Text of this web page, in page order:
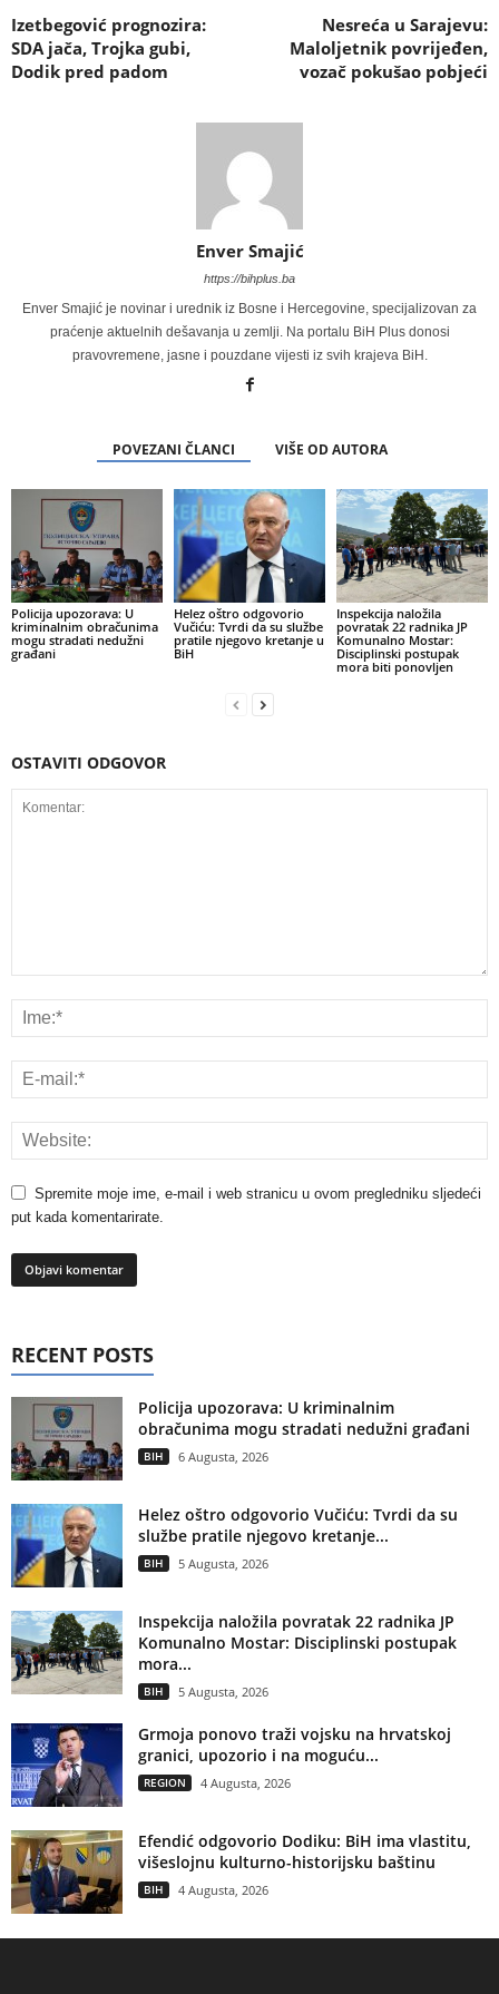
Izetbegović prognozira:
SDA jača, Trojka gubi,
Dodik pred padom
Nesreća u Sarajevu:
Maloljetnik povrijeđen,
vozač pokušao pobjeći
Enver Smajić
https://bihplus.ba
Enver Smajić je novinar i urednik iz Bosne i Hercegovine, specijalizovan za
praćenje aktuelnih dešavanja u zemlji. Na portalu BiH Plus donosi
pravovremene, jasne i pouzdane vijesti iz svih krajeva BiH.
POVEZANI ČLANCI VIŠE OD AUTORA
Policija upozorava: U
kriminalnim obračunima
mogu stradati nedužni
građani
Helez oštro odgovorio
Vučiću: Tvrdi da su službe
pratile njegovo kretanje u
BiH
Inspekcija naložila
povratak 22 radnika JP
Komunalno Mostar:
Disciplinski postupak
mora biti ponovljen
OSTAVITI ODGOVOR
Spremite moje ime, e-mail i web stranicu u ovom pregledniku sljedeći
put kada komentarirate.
RECENT POSTS
Policija upozorava: U kriminalnim
obračunima mogu stradati nedužni građani
BIH 6 Augusta, 2026
Helez oštro odgovorio Vučiću: Tvrdi da su
službe pratile njegovo kretanje...
BIH 5 Augusta, 2026
Inspekcija naložila povratak 22 radnika JP
Komunalno Mostar: Disciplinski postupak
mora...
BIH 5 Augusta, 2026
Grmoja ponovo traži vojsku na hrvatskoj
granici, upozorio i na moguću...
REGION 4 Augusta, 2026
Efendić odgovorio Dodiku: BiH ima vlastitu,
višeslojnu kulturno-historijsku baštinu
BIH 4 Augusta, 2026